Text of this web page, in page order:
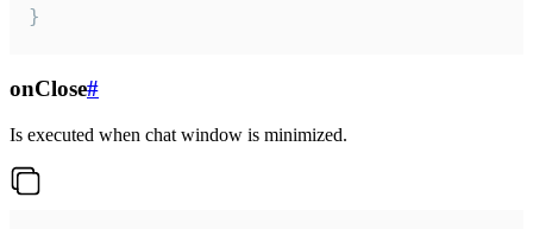
}
onClose#
Is executed when chat window is minimized.